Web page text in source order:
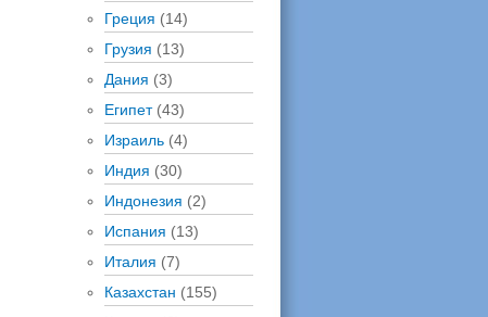
Греция (14)
Грузия (13)
Дания (3)
Египет(43)
Израиль (4)
Индия (30)
Индонезия (2)
Испания (13)
Италия (7)
Казахстан (155)